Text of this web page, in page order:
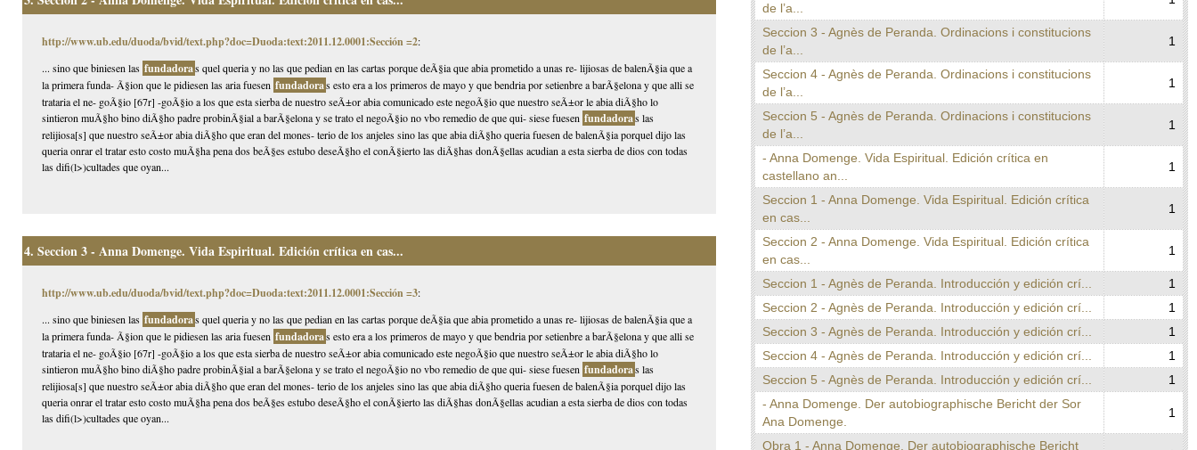
http://www.ub.edu/duoda/bvid/text.php?doc=Duoda:text:2011.12.0001:Sección =2:
... sino que biniesen las fundadoras quel queria y no las que pedian en las cartas porque deÃ§ia que abia prometido a unas re- lijiosas de balenÃ§ia que a
la primera funda- Ã§ion que le pidiesen las aria fuesen fundadoras esto era a los primeros de mayo y que bendria por setienbre a barÃ§elona y que alli se
trataria el ne- goÃ§io [67r] -goÃ§io a los que esta sierba de nuestro seÃ±or abia comunicado este negoÃ§io que nuestro seÃ±or le abia diÃ§ho lo
sintieron muÃ§ho bino diÃ§ho padre probinÃ§ial a barÃ§elona y se trato el negoÃ§io no vbo remedio de que qui- siese fuesen fundadoras las
relijiosa[s] que nuestro seÃ±or abia diÃ§ho que eran del mones- terio de los anjeles sino las que abia diÃ§ho queria fuesen de balenÃ§ia porquel dijo las
queria onrar el tratar esto costo muÃ§ha pena dos beÃ§es estubo deseÃ§ho el conÃ§ierto las diÃ§has donÃ§ellas acudian a esta sierba de dios con todas
las difi(l>)cultades que oyan...
4. Seccion 3 - Anna Domenge. Vida Espiritual. Edición crítica en cas...
http://www.ub.edu/duoda/bvid/text.php?doc=Duoda:text:2011.12.0001:Sección =3:
... sino que biniesen las fundadoras quel queria y no las que pedian en las cartas porque deÃ§ia que abia prometido a unas re- lijiosas de balenÃ§ia que a
la primera funda- Ã§ion que le pidiesen las aria fuesen fundadoras esto era a los primeros de mayo y que bendria por setienbre a barÃ§elona y que alli se
trataria el ne- goÃ§io [67r] -goÃ§io a los que esta sierba de nuestro seÃ±or abia comunicado este negoÃ§io que nuestro seÃ±or le abia diÃ§ho lo
sintieron muÃ§ho bino diÃ§ho padre probinÃ§ial a barÃ§elona y se trato el negoÃ§io no vbo remedio de que qui- siese fuesen fundadoras las
relijiosa[s] que nuestro seÃ±or abia diÃ§ho que eran del mones- terio de los anjeles sino las que abia diÃ§ho queria fuesen de balenÃ§ia porquel dijo las
queria onrar el tratar esto costo muÃ§ha pena dos beÃ§es estubo deseÃ§ho el conÃ§ierto las diÃ§has donÃ§ellas acudian a esta sierba de dios con todas
las difi(l>)cultades que oyan...
de l’a...
Seccion 3 - Agnès de Peranda. Ordinacions i constitucions
de l’a...
1
Seccion 4 - Agnès de Peranda. Ordinacions i constitucions
de l’a...
1
Seccion 5 - Agnès de Peranda. Ordinacions i constitucions
de l’a...
1
- Anna Domenge. Vida Espiritual. Edición crítica en
castellano an...
1
Seccion 1 - Anna Domenge. Vida Espiritual. Edición crítica
en cas...
1
Seccion 2 - Anna Domenge. Vida Espiritual. Edición crítica
en cas...
1
Seccion 1 - Agnès de Peranda. Introducción y edición crí...
1
Seccion 2 - Agnès de Peranda. Introducción y edición crí...
1
Seccion 3 - Agnès de Peranda. Introducción y edición crí...
1
Seccion 4 - Agnès de Peranda. Introducción y edición crí...
1
Seccion 5 - Agnès de Peranda. Introducción y edición crí...
1
- Anna Domenge. Der autobiographische Bericht der Sor
Ana Domenge.
1
Obra 1 - Anna Domenge. Der autobiographische Bericht